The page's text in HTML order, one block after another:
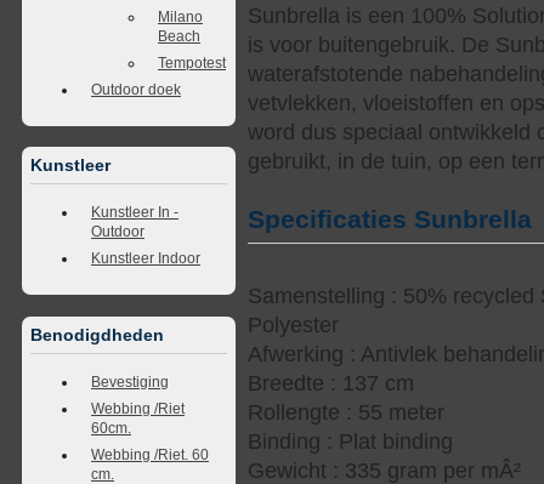
Milano
Beach
Tempotest
Outdoor doek
Kunstleer
Kunstleer In -
Outdoor
Kunstleer Indoor
Benodigdheden
Bevestiging
Webbing /Riet
60cm.
Webbing /Riet. 60
cm.
Sunbrella is een 100%
is voor buitengebruik. De
waterafstotende
vetvlekken, vloeistoffen en
word dus speciaal ontwikkeld
gebruikt, in de tuin, op een
Specificaties Sunbrella
Samenstelling : 50%
Polyester
Afwerking : Antivlek
Breedte : 137 cm
Rollengte : 55 meter
Binding : Plat binding
Gewicht : 335 gram per mÂ²